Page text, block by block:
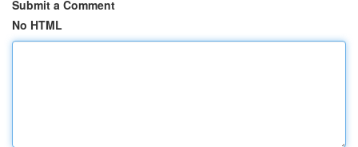
Submit a Comment
No HTML